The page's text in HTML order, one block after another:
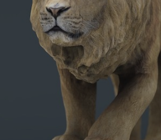
Intégrations des outils